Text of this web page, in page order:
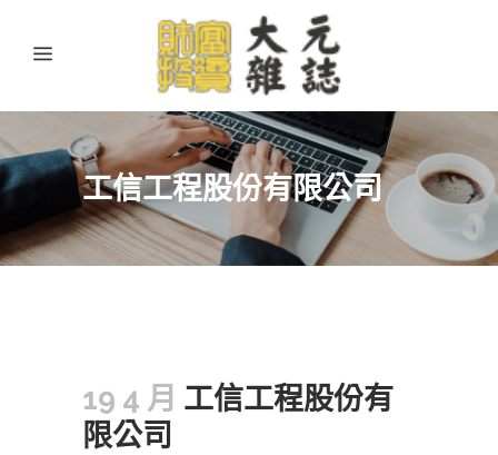
工信工程股份有限公司
19 4 月 工信工程股份有
限公司